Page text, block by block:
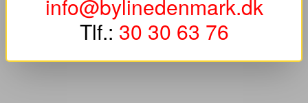
info@bylinedenmark.dk
Tlf.: 30 30 63 76